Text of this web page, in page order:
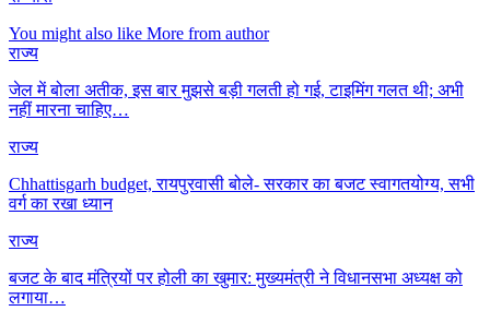
You might also like More from author
राज्य
जेल में बोला अतीक, इस बार मुझसे बड़ी गलती हो गई, टाइमिंग गलत थी; अभी
नहीं मारना चाहिए…
राज्य
Chhattisgarh budget, रायपुरवासी बोले- सरकार का बजट स्वागतयोग्य, सभी
वर्ग का रखा ध्यान
राज्य
बजट के बाद मंत्रियों पर होली का खुमार: मुख्यमंत्री ने विधानसभा अध्यक्ष को
लगाया…